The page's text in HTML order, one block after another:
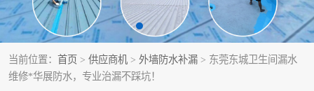
当前位置： 首页 > 供应商机 > 外墙防水补漏 > 东莞东城卫生间漏水
维修*华展防水，专业治漏不踩坑！
金属房搭建及补漏